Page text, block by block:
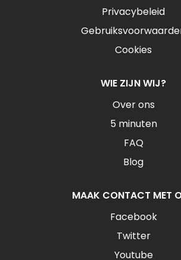
Privacybeleid
Cookies
WIE ZIJN WIJ?
Over ons
5 minuten
FAQ
Blog
MAAK CONTACT MET
Facebook
Twitter
Youtube